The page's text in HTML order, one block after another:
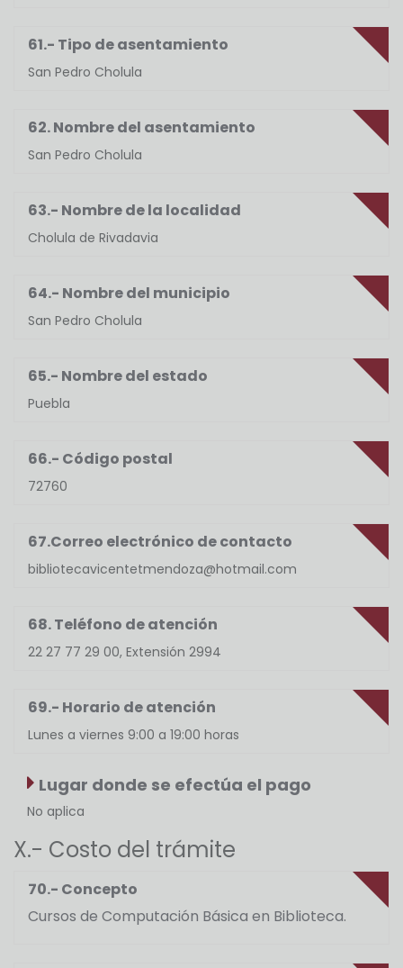
61.- Tipo de asentamiento
San Pedro Cholula
62. Nombre del asentamiento
San Pedro Cholula
63.- Nombre de la localidad
Cholula de Rivadavia
64.- Nombre del municipio
San Pedro Cholula
65.- Nombre del estado
Puebla
66.- Código postal
72760
67.Correo electrónico de contacto
bibliotecavicentetmendoza@hotmail.com
68. Teléfono de atención
22 27 77 29 00, Extensión 2994
69.- Horario de atención
Lunes a viernes 9:00 a 19:00 horas
Lugar donde se efectúa el pago
No aplica
X.- Costo del trámite
70.- Concepto
Cursos de Computación Básica en Biblioteca.